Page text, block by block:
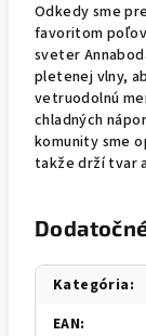
Odkedy sme
favoritom
sveter
pletenej vlny,
vetruodolnú
chladných
komunity sme
takže drží tvar
Kategória:
EAN: